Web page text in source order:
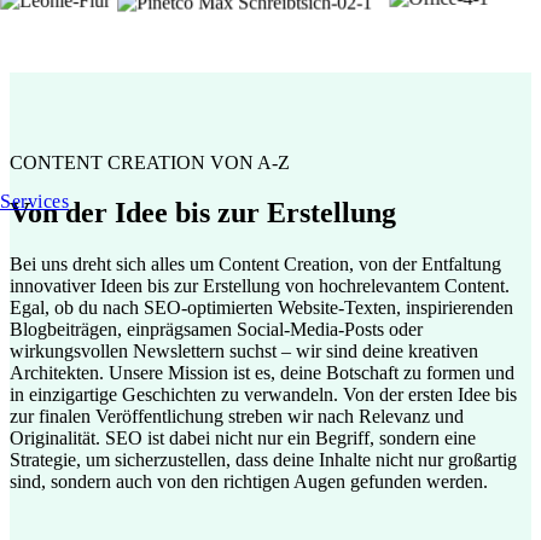
Services
CONTENT CREATION VON A-Z
Von der Idee bis zur Erstellung
Bei uns dreht sich alles um Content Creation, von der Entfaltung
innovativer Ideen bis zur Erstellung von hochrelevantem Content.
Egal, ob du nach SEO-optimierten Website-Texten, inspirierenden
Blogbeiträgen, einprägsamen Social-Media-Posts oder
wirkungsvollen Newslettern suchst – wir sind deine kreativen
Architekten. Unsere Mission ist es, deine Botschaft zu formen und
in einzigartige Geschichten zu verwandeln. Von der ersten Idee bis
zur finalen Veröffentlichung streben wir nach Relevanz und
Originalität. SEO ist dabei nicht nur ein Begriff, sondern eine
Strategie, um sicherzustellen, dass deine Inhalte nicht nur großartig
sind, sondern auch von den richtigen Augen gefunden werden.